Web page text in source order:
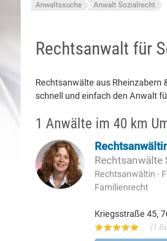
Anwaltssuche Anwalt Sozialrecht
Rechtsanwalt für
Rechtsanwälte aus Rheinzabern
schnell und einfach den Anwalt
1 Anwälte im 40 km
Rechtsanwälte
Rechtsanwältin ·
Familienrecht
Kriegsstraße 45,
(1